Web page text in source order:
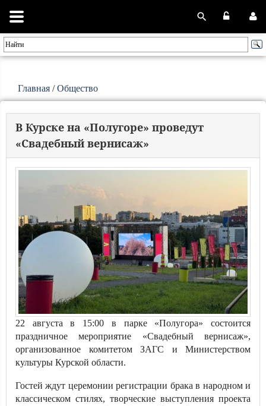
Главная /Общество
В Курске на «Полугоре» проведут
«Свадебный вернисаж»
22 августа в 15:00 в парке «Полугора» состоится
праздничное мероприятие «Свадебный вернисаж»,
организованное комитетом ЗАГС и Министерством
культуры Курской области.
Гостей ждут церемонии регистрации брака в народном и
классическом стилях, творческие выступления проекта